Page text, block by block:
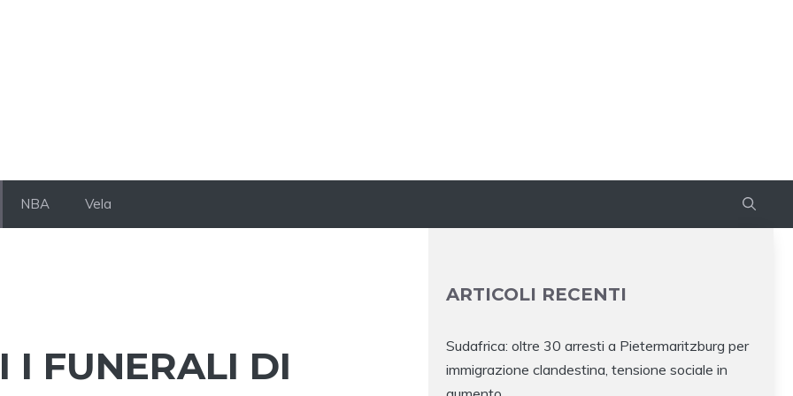
NBA Vela
I FUNERALI DI
ARTICOLI RECENTI
Sudafrica: oltre 30 arresti a Pietermaritzburg per
immigrazione clandestina, tensione sociale in